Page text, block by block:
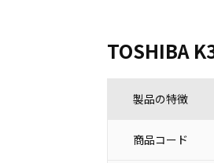
TOSHIBA
製品の特徴
商品コード